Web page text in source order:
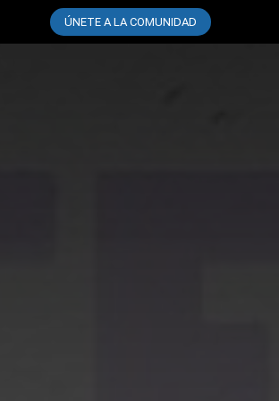
ÚNETE A LA COMUNIDAD